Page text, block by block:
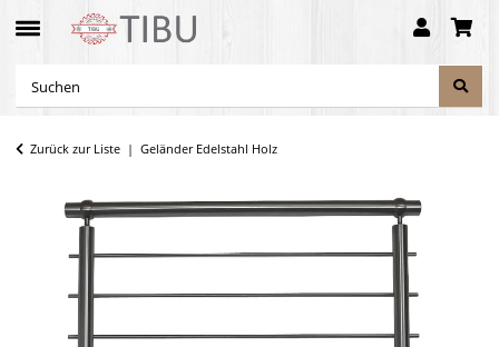
Zurück zur Liste Geländer Edelstahl Holz